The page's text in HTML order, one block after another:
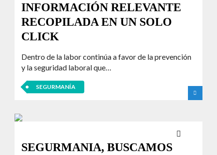
INFORMACIÓN RELEVANTE
RECOPILADA EN UN SOLO
CLICK
Dentro de la labor continúa a favor de la prevención
y la seguridad laboral que…
SEGURMANÍA
SEGURMANIA, BUSCAMOS